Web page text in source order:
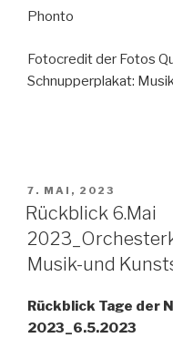
Phonto
Fotocredit der Fotos
Schnupperplakat:
VERÖFFENTLICHT
AM
7. MAI, 2023
Rückblick 6.Mai
Musik-und
Rückblick Tage der
2023_6.5.2023